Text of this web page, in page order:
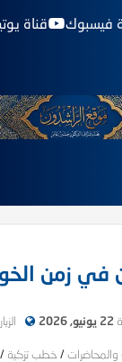
فيسبوك قناة
في زمن
22 يونيو, 2026
/ خطب تزكية /